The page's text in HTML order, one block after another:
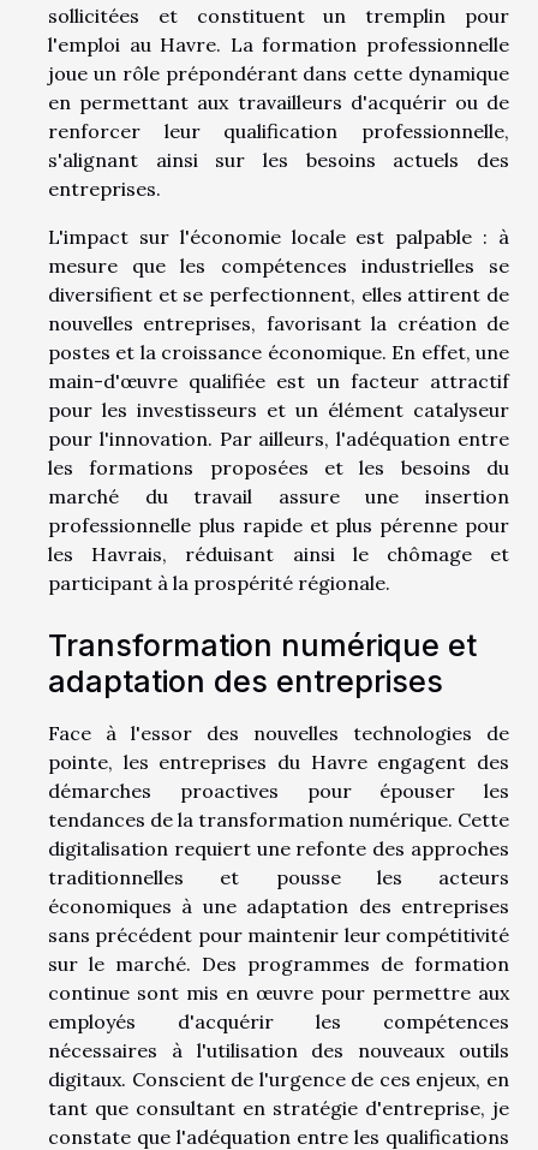
sollicitées et constituent un tremplin pour
l'emploi au Havre. La formation professionnelle
joue un rôle prépondérant dans cette dynamique
en permettant aux travailleurs d'acquérir ou de
renforcer leur qualification professionnelle,
s'alignant ainsi sur les besoins actuels des
entreprises.
L'impact sur l'économie locale est palpable : à
mesure que les compétences industrielles se
diversifient et se perfectionnent, elles attirent de
nouvelles entreprises, favorisant la création de
postes et la croissance économique. En effet, une
main-d'œuvre qualifiée est un facteur attractif
pour les investisseurs et un élément catalyseur
pour l'innovation. Par ailleurs, l'adéquation entre
les formations proposées et les besoins du
marché du travail assure une insertion
professionnelle plus rapide et plus pérenne pour
les Havrais, réduisant ainsi le chômage et
participant à la prospérité régionale.
Transformation numérique et
adaptation des entreprises
Face à l'essor des nouvelles technologies de
pointe, les entreprises du Havre engagent des
démarches proactives pour épouser les
tendances de la transformation numérique. Cette
digitalisation requiert une refonte des approches
traditionnelles et pousse les acteurs
économiques à une adaptation des entreprises
sans précédent pour maintenir leur compétitivité
sur le marché. Des programmes de formation
continue sont mis en œuvre pour permettre aux
employés d'acquérir les compétences
nécessaires à l'utilisation des nouveaux outils
digitaux. Conscient de l'urgence de ces enjeux, en
tant que consultant en stratégie d'entreprise, je
constate que l'adéquation entre les qualifications